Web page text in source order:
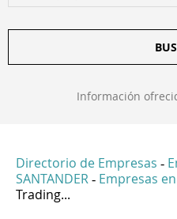
Información
Directorio de Empresas -
SANTANDER - Empresas
Trading...